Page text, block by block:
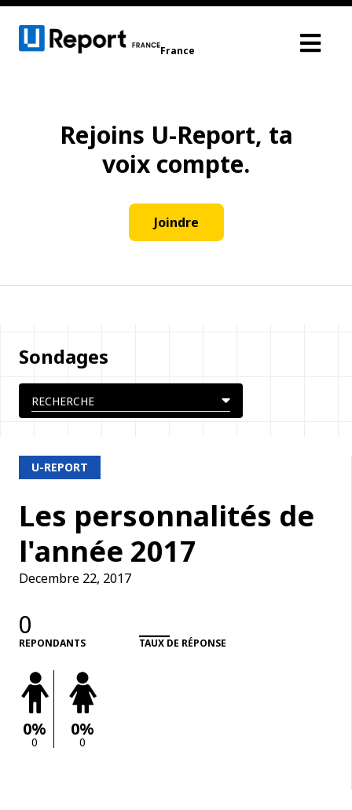
France
Rejoins U-Report, ta
voix compte.
Joindre
Sondages
U-REPORT
Les personnalités de
l'année 2017
Decembre 22, 2017
0
REPONDANTS TAUX DE RÉPONSE
0%
0
0%
0